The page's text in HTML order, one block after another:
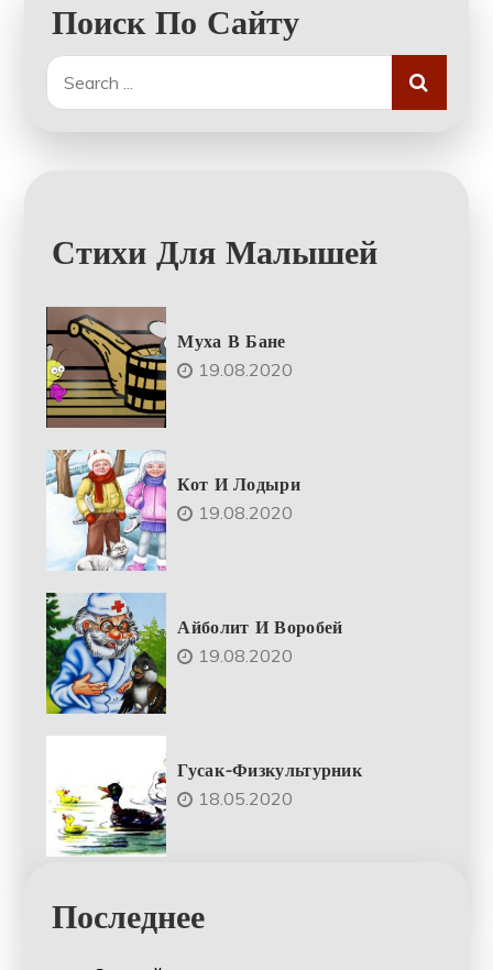
Поиск По Сайту
Search
for:
Стихи Для Малышей
Муха В Бане
19.08.2020
Кот И Лодыри
19.08.2020
Айболит И Воробей
19.08.2020
Гусак-Физкультурник
18.05.2020
Последнее